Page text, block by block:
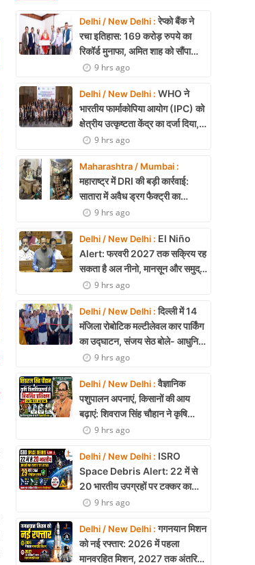
Delhi / New Delhi :रेप्को बैंक ने
रचा इतिहास: 169 करोड़ रुपये का
रिकॉर्ड मुनाफा, अमित शाह को सौंपा
22.90 करोड़ का लाभांश
9 hrs ago
Delhi / New Delhi : WHO ने
भारतीय फार्माकोपिया आयोग (IPC) को
क्षेत्रीय उत्कृष्टता केंद्र का दर्जा दिया,
दक्षिण-पूर्व एशिया में भारत की बड़ी
9 hrs ago
Maharashtra / Mumbai :
महाराष्ट्र में DRI की बड़ी कार्रवाई:
सातारा में अवैध ड्रग फैक्ट्री का
भंडाफोड़, अल्प्राजोलम और डायजेपाम
9 hrs ago
Delhi / New Delhi : El Niño
Alert: फरवरी 2027 तक सक्रिय रह
सकता है अल नीनो, मानसून और समुद्री
पारिस्थितिकी पर असर की आशंका
9 hrs ago
Delhi / New Delhi :दिल्ली में 14
मंजिला रोबोटिक मल्टीलेवल कार पार्किंग
का उद्घाटन, संजय सेठ बोले- आधुनिक
तकनीक से मिलेगी बड़ी राहत
9 hrs ago
Delhi / New Delhi :वैज्ञानिक
पशुपालन अपनाएं, किसानों की आय
बढ़ाएं: शिवराज सिंह चौहान ने कृषि
विश्वविद्यालयों से नियमित प्रशिक्षण का
9 hrs ago
Delhi / New Delhi : ISRO
Space Debris Alert: 22 में से
20 भारतीय उपग्रहों पर टक्कर का
खतरा, 29 बार CAM ऑपरेशन सफल
9 hrs ago
Delhi / New Delhi :गगनयान मिशन
को नई रफ्तार: 2026 में पहला
मानवरहित मिशन, 2027 तक अंतरिक्ष